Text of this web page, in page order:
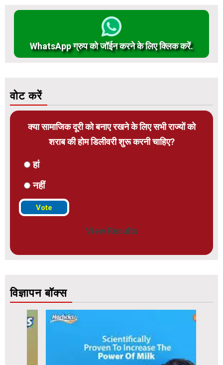
WhatsApp ग्रुप को जॉईन करने के लिए क्लिक करें.
वोट करें
क्या सामाजिक दूरी को बनाए रखने के लिए सभी राज्यों को
शराब की होम डिलीवरी शुरू करनी चाहिए?
हां
नहीं
View Results
विज्ञापन बॉक्स